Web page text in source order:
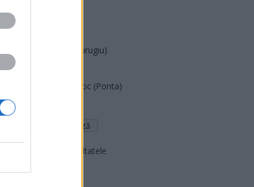
PNȚCD (Pavelescu)
PNCR (Terheș)
Partidul Patrioților (Surugiu)
FAR (Coarnă)
România pe Primul Loc (Ponta)
Altul
Arată rezultatele